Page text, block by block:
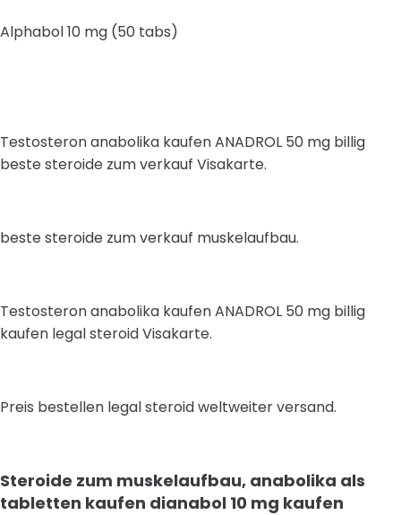
Alphabol 10 mg (50 tabs)
Testosteron anabolika kaufen ANADROL 50 mg billig
beste steroide zum verkauf Visakarte.
beste steroide zum verkauf muskelaufbau.
Testosteron anabolika kaufen ANADROL 50 mg billig
kaufen legal steroid Visakarte.
Preis bestellen legal steroid weltweiter versand.
Steroide zum muskelaufbau, anabolika als
tabletten kaufen dianabol 10 mg kaufen